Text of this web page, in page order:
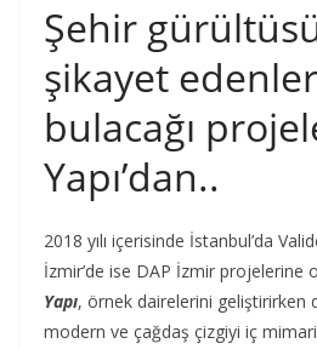
Şehir
şikayet
bulacağı
Yapı’dan..
2018 yılı içerisinde İstanbul’da
İzmir’de ise DAP İzmir projelerine
Yapı, örnek dairelerini geliştirirken
modern ve çağdaş çizgiyi iç